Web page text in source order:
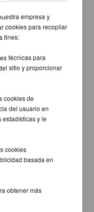
Altura
/
6cm
8cm
DE LA
empresa y
cookies para recopilar
fines:
técnicas para
sitio y proporcionar
cookies de
del usuario en
estadísticas y le
cookies
basada en
obtener más